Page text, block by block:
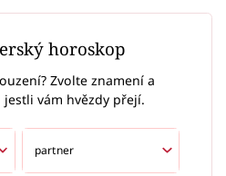
horoskop
Zvolte znamení a
jestli vám hvězdy přejí.